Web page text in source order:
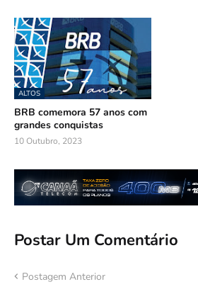
ALTOS
BRB comemora 57 anos com
grandes conquistas
10 Outubro, 2023
Postar Um Comentário
Postagem Anterior